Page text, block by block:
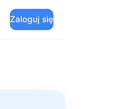
Zaloguj się